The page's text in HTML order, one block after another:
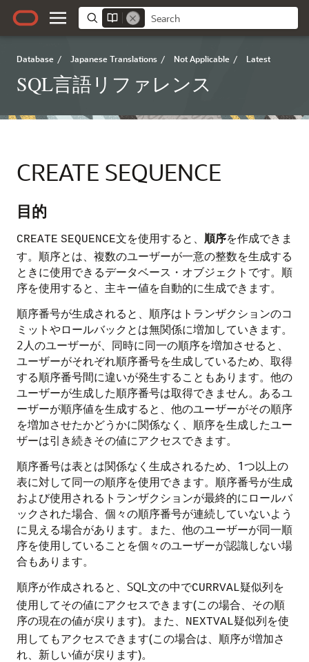
Database / Japanese Translations / Not Applicable / Latest
SQL言語リファレンス
CREATE SEQUENCE
目的
CREATE SEQUENCE文を使用すると、 順序を作成できま
す。順序とは、複数のユーザーが一意の整数を生成する
ときに使用できるデータベース・オブジェクトです。順
序を使用すると、主キー値を自動的に生成できます。
順序番号が生成されると、順序はトランザクションのコ
ミットやロールバックとは無関係に増加していきます。
2人のユーザーが、同時に同一の順序を増加させると、
ユーザーがそれぞれ順序番号を生成しているため、取得
する順序番号間に違いが発生することもあります。他の
ユーザーが生成した順序番号は取得できません。あるユ
ーザーが順序値を生成すると、他のユーザーがその順序
を増加させたかどうかに関係なく、順序を生成したユー
ザーは引き続きその値にアクセスできます。
順序番号は表とは関係なく生成されるため、1つ以上の
表に対して同一の順序を使用できます。順序番号が生成
および使用されるトランザクションが最終的にロールバ
ックされた場合、個々の順序番号が連続していないよう
に見える場合があります。また、他のユーザーが同一順
序を使用していることを個々のユーザーが認識しない場
合もあります。
順序が作成されると、SQL文の中でCURRVAL疑似列を
使用してその値にアクセスできます(この場合、その順
序の現在の値が戻ります)。また、
NEXTVAL疑似列を使
用してもアクセスできます(この場合は、順序が増加さ
れ、新しい値が戻ります)。